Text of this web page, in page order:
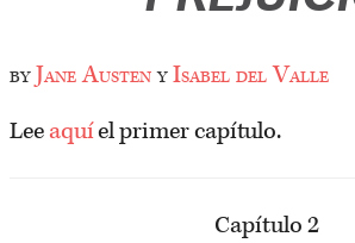
byJane AustenyIsabel del Valle
Leeaquíel primer capítulo.
Capítulo 2